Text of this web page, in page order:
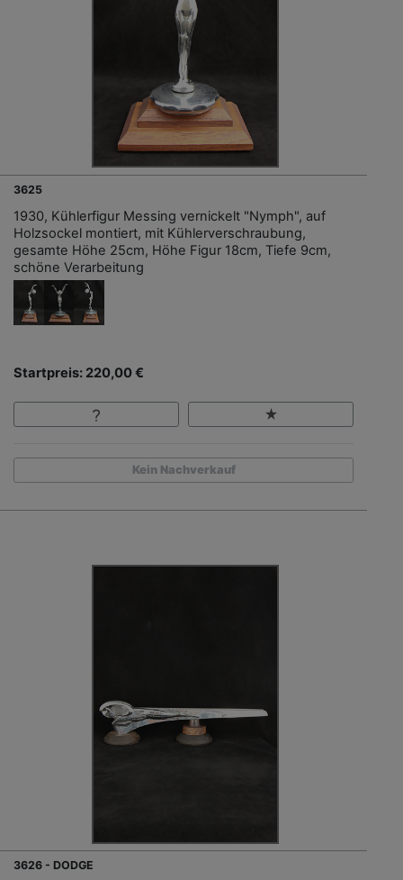
3625
1930, Kühlerfigur Messing vernickelt "Nymph", auf
Holzsockel montiert, mit Kühlerverschraubung,
gesamte Höhe 25cm, Höhe Figur 18cm, Tiefe 9cm,
schöne Verarbeitung
Startpreis: 220,00 €
Kein Nachverkauf
3626 - DODGE